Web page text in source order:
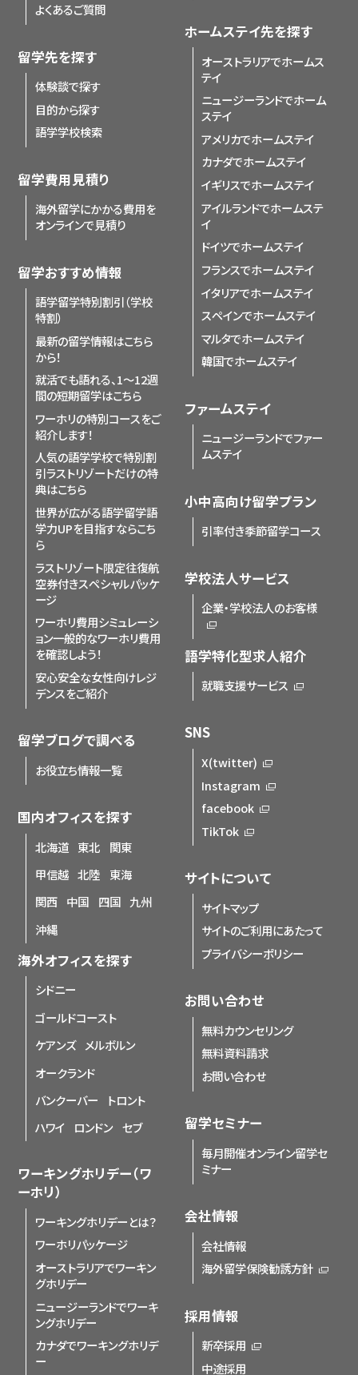
よくあるご質問
留学先を探す
体験談で探す
目的から探す
語学学校検索
留学費用見積り
海外留学にかかる費用を
オンラインで見積り
留学おすすめ情報
語学留学特別割引（学校
特割）
最新の留学情報はこちら
から！
就活でも語れる、1〜12週
間の短期留学はこちら
ワーホリの特別コースをご
紹介します！
人気の語学学校で特別割
引ラストリゾートだけの特
典はこちら
世界が広がる語学留学語
学力UPを目指すならこち
ら
ラストリゾート限定往復航
空券付きスペシャルパッケ
ージ
ワーホリ費用シミュレーシ
ョン一般的なワーホリ費用
を確認しよう！
安心安全な女性向けレジ
デンスをご紹介
留学ブログで調べる
お役立ち情報一覧
国内オフィスを探す
北海道 東北
関東
甲信越 北陸
東海
関西 中国 四国 九州
沖縄
海外オフィスを探す
シドニー
ゴールドコースト
ケアンズ
メルボルン
オークランド
バンクーバー
トロント
ハワイ
ロンドン セブ
ワーキングホリデー（ワ
ーホリ）
ワーキングホリデーとは？
ワーホリパッケージ
オーストラリアでワーキン
グホリデー
ニュージーランドでワーキ
ングホリデー
カナダでワーキングホリデ
ー
ホームステイ先を探す
オーストラリアでホームス
テイ
ニュージーランドでホーム
ステイ
アメリカでホームステイ
カナダでホームステイ
イギリスでホームステイ
アイルランドでホームステ
イ
ドイツでホームステイ
フランスでホームステイ
イタリアでホームステイ
スペインでホームステイ
マルタでホームステイ
韓国でホームステイ
ファームステイ
ニュージーランドでファー
ムステイ
小中高向け留学プラン
引率付き季節留学コース
学校法人サービス
企業・学校法人のお客様
語学特化型求人紹介
就職支援サービス
SNS
X(twitter)
Instagram
facebook
TikTok
サイトについて
サイトマップ
サイトのご利用にあたって
プライバシーポリシー
お問い合わせ
無料カウンセリング
無料資料請求
お問い合わせ
留学セミナー
毎月開催オンライン留学セ
ミナー
会社情報
会社情報
海外留学保険勧誘方針
採用情報
新卒採用
中途採用